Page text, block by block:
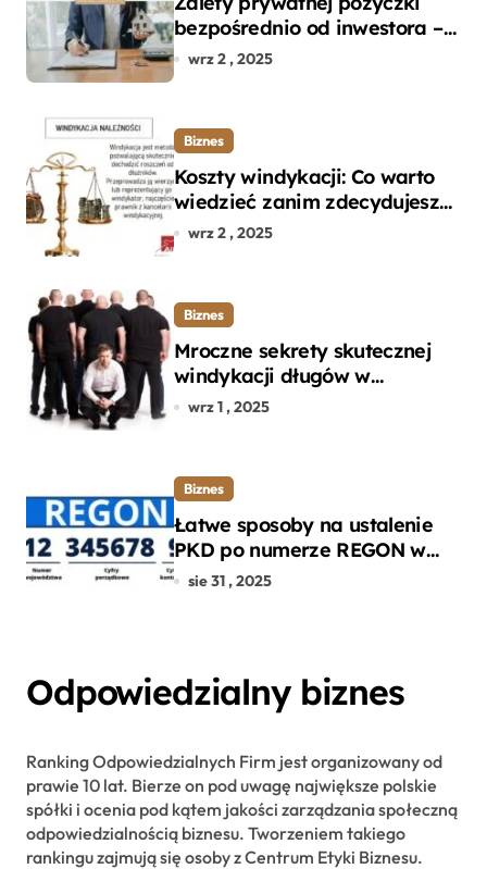
bezpośrednio od inwestora –
dlaczego warto?
wrz 2 , 2025
Biznes
Koszty windykacji: Co warto
wiedzieć zanim zdecydujesz
się na odzyskanie długu?
wrz 2 , 2025
Biznes
Mroczne sekrety skutecznej
windykacji długów w
departamencie windykacji
wrz 1 , 2025
Biznes
Łatwe sposoby na ustalenie
PKD po numerze REGON w
kilku prostych krokach
sie 31 , 2025
Odpowiedzialny biznes
Ranking Odpowiedzialnych Firm jest organizowany od
prawie 10 lat. Bierze on pod uwagę największe polskie
spółki i ocenia pod kątem jakości zarządzania społeczną
odpowiedzialnością biznesu. Tworzeniem takiego
rankingu zajmują się osoby z Centrum Etyki Biznesu.